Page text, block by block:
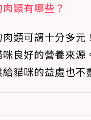
類有哪些？
類可謂十分多元
良好的營養來源
貓咪的益處也不